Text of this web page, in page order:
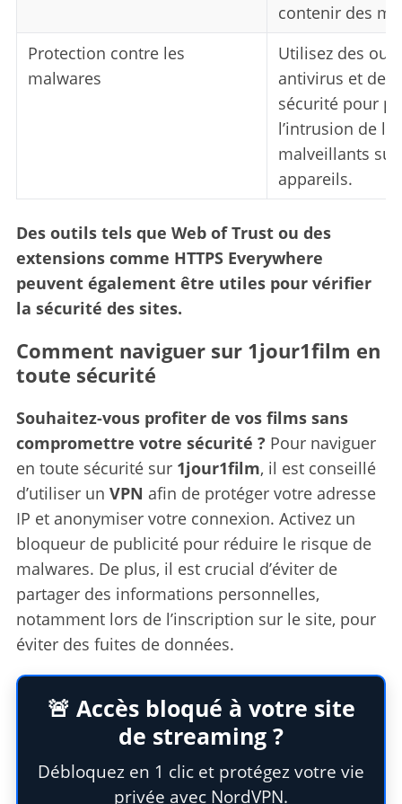
contenir des
Protection contre les
malwares
Utilisez des
antivirus et des
sécurité pour
l’intrusion de
malveillants sur
appareils.
Des outils tels que Web of Trust ou des
extensions comme HTTPS Everywhere
peuvent également être utiles pour vérifier
la sécurité des sites.
Comment naviguer sur 1jour1film en
toute sécurité
Souhaitez-vous profiter de vos films sans
compromettre votre sécurité ? Pour naviguer
en toute sécurité sur 1jour1film, il est conseillé
d’utiliser un VPN afin de protéger votre adresse
IP et anonymiser votre connexion. Activez un
bloqueur de publicité pour réduire le risque de
malwares. De plus, il est crucial d’éviter de
partager des informations personnelles,
notamment lors de l’inscription sur le site, pour
éviter des fuites de données.
🚨 Accès bloqué à votre site
de streaming ?
Débloquez en 1 clic et protégez votre vie
privée avec NordVPN.